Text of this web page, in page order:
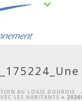
AU LOGIS DOUROIS :
LES HABITANTS »